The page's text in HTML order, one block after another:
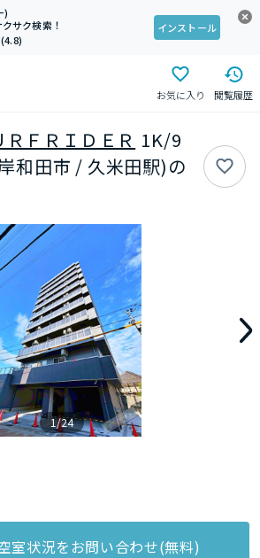
)
サク検索！
(4.8)
インストール
お気に入り 閲覧履歴
ＦＲＩＤＥＲ 1K/9
和田市 / 久米田駅)の
1/24
室状況をお問い合わせ(無料)